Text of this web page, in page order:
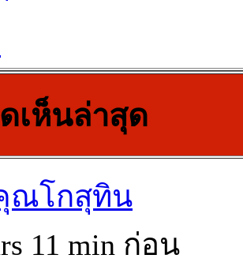
เห็นล่าสุด
ณโกสุทิน
11 min ก่อน